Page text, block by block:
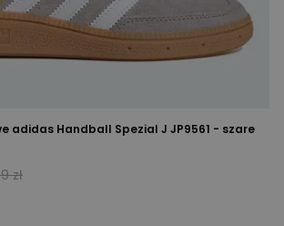
adidas Handball Spezial J JP9561 - szare
zł